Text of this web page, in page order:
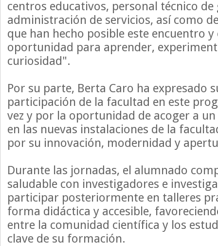
centros educativos, personal técnico de
administración de servicios, así como
que han hecho posible este encuentro
oportunidad para aprender,
curiosidad".
Por su parte, Berta Caro ha expresado
participación de la facultad en este
vez y por la oportunidad de acoger a
en las nuevas instalaciones de la
por su innovación, modernidad y
Durante las jornadas, el alumnado
saludable con investigadores e
participar posteriormente en talleres
forma didáctica y accesible,
entre la comunidad científica y los
clave de su formación.